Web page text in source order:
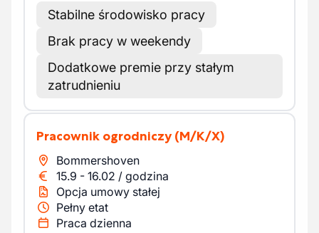
Stabilne środowisko pracy
Brak pracy w weekendy
Dodatkowe premie przy stałym
zatrudnieniu
Pracownik ogrodniczy (M/K/X)
Bommershoven
15.9 - 16.02 / godzina
Opcja umowy stałej
Pełny etat
Praca dzienna